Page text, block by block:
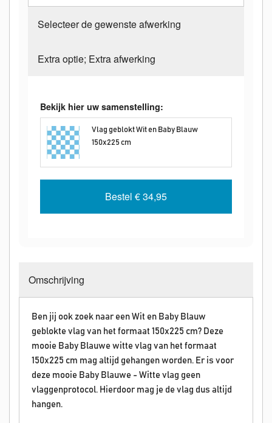
Selecteer de gewenste afwerking
Extra optie; Extra afwerking
Bekijk hier uw samenstelling:
Vlag geblokt Wit en Baby Blauw
150x225 cm
Bestel € 34,95
Omschrijving
Ben jij ook zoek naar een Wit en Baby Blauw
geblokte vlag van het formaat 150x225 cm? Deze
mooie Baby Blauwe witte vlag van het formaat
150x225 cm mag altijd gehangen worden. Er is voor
deze mooie Baby Blauwe - Witte vlag geen
vlaggenprotocol. Hierdoor mag je de vlag dus altijd
hangen.